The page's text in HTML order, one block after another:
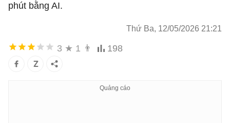
phút bằng AI.
Thứ Ba, 12/05/2026 21:21
3 ★ 1 👨 198